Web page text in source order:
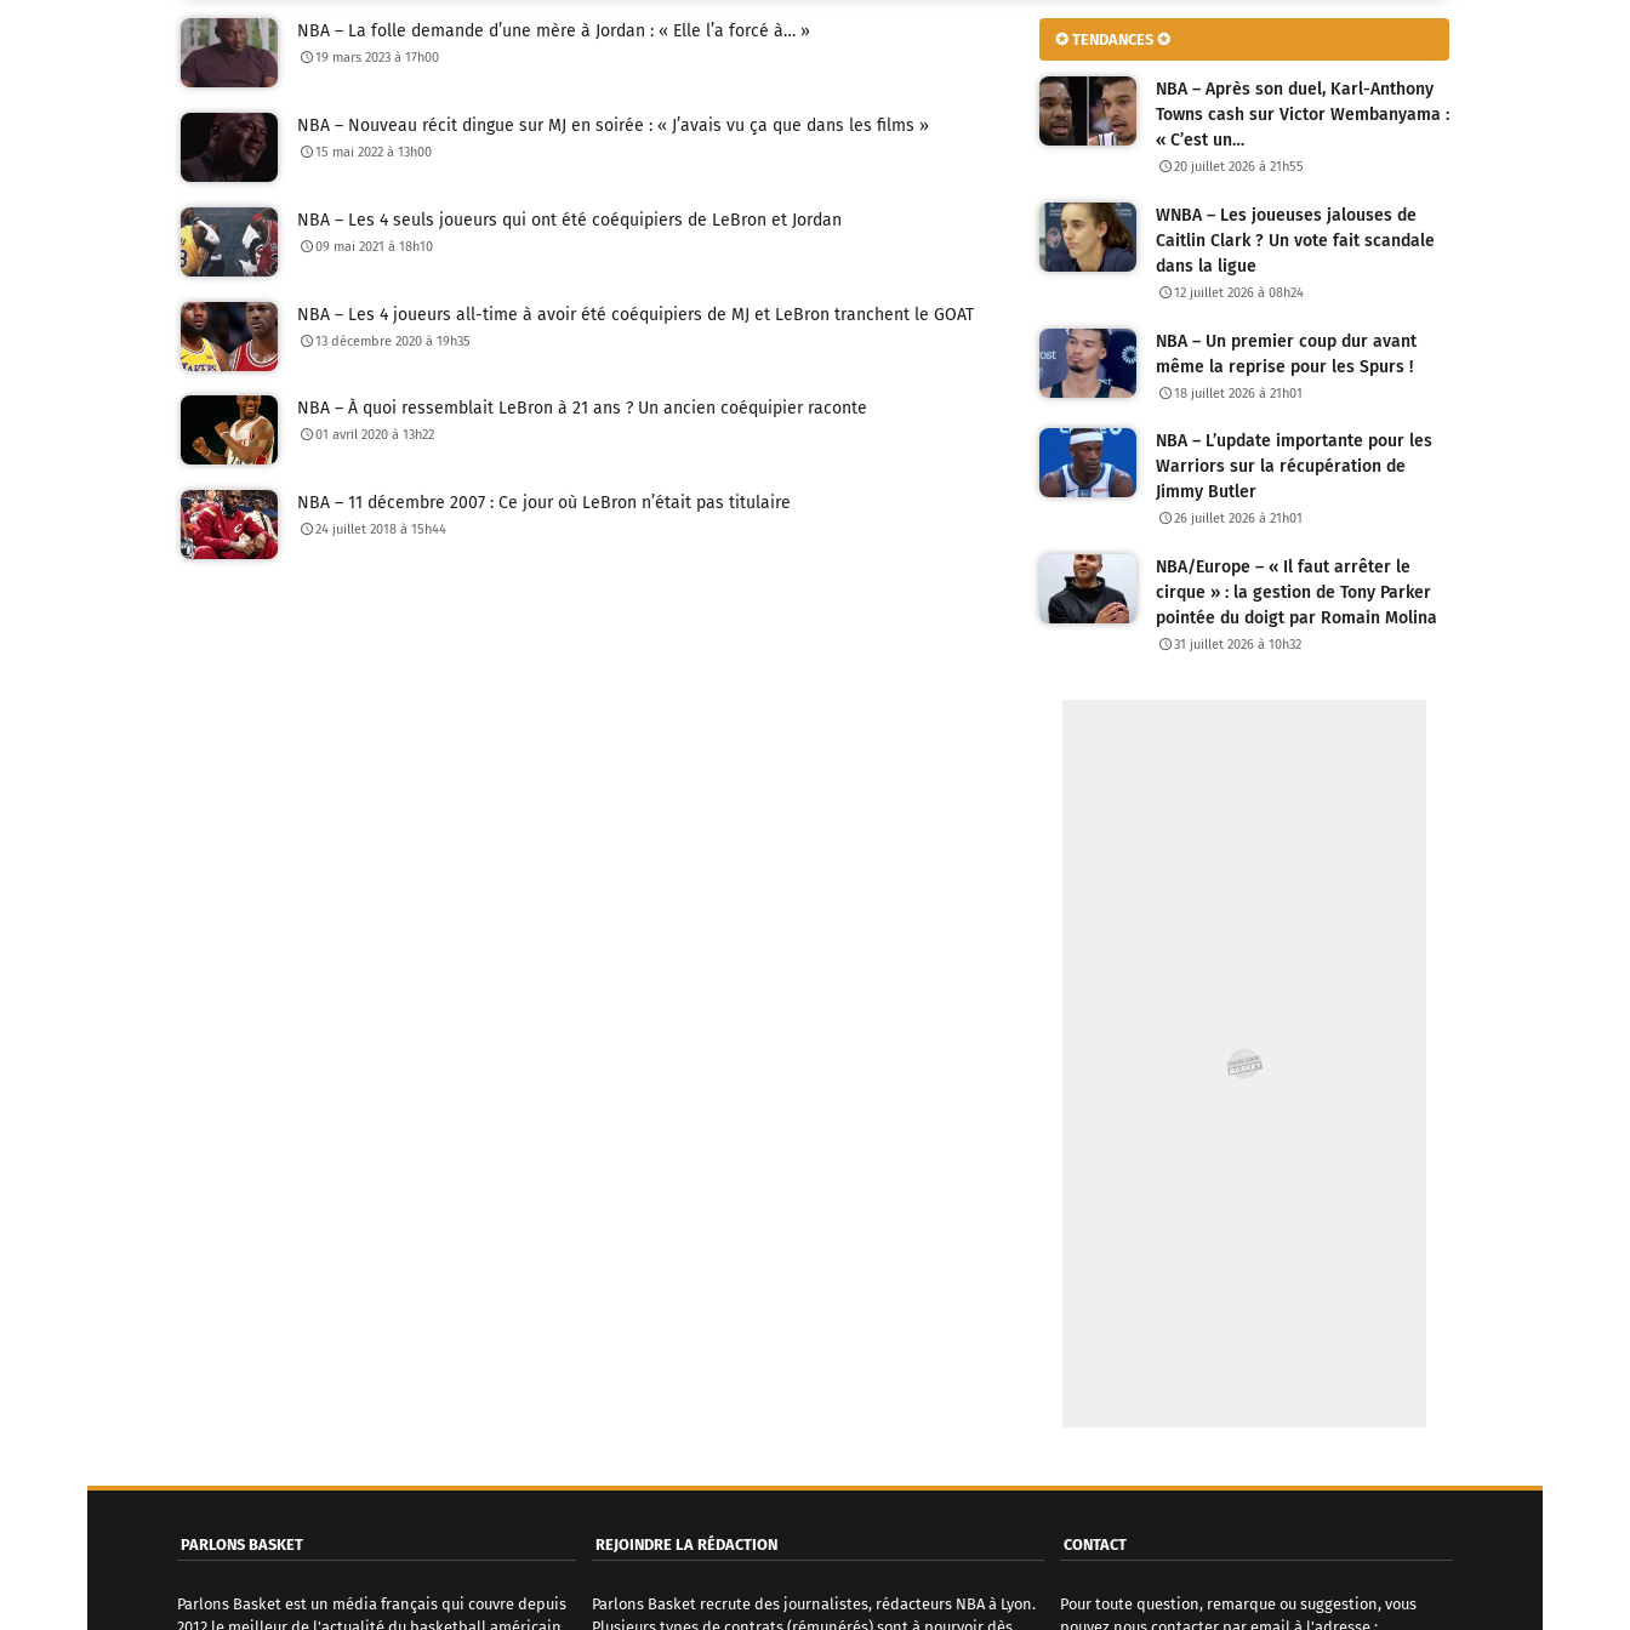
NBA – La folle demande d’une mère à Jordan : « Elle l’a forcé à… »
19 mars 2023 à 17h00
NBA – Nouveau récit dingue sur MJ en soirée : « J’avais vu ça que dans les films »
15 mai 2022 à 13h00
NBA – Les 4 seuls joueurs qui ont été coéquipiers de LeBron et Jordan
09 mai 2021 à 18h10
NBA – Les 4 joueurs all-time à avoir été coéquipiers de MJ et LeBron tranchent le GOAT
13 décembre 2020 à 19h35
NBA – À quoi ressemblait LeBron à 21 ans ? Un ancien coéquipier raconte
01 avril 2020 à 13h22
NBA – 11 décembre 2007 : Ce jour où LeBron n’était pas titulaire
24 juillet 2018 à 15h44
✪ TENDANCES ✪
NBA – Après son duel, Karl-Anthony
Towns cash sur Victor Wembanyama :
« C’est un…
20 juillet 2026 à 21h55
WNBA – Les joueuses jalouses de
Caitlin Clark ? Un vote fait scandale
dans la ligue
12 juillet 2026 à 08h24
NBA – Un premier coup dur avant
même la reprise pour les Spurs !
18 juillet 2026 à 21h01
NBA – L’update importante pour les
Warriors sur la récupération de
Jimmy Butler
26 juillet 2026 à 21h01
NBA/Europe – « Il faut arrêter le
cirque » : la gestion de Tony Parker
pointée du doigt par Romain Molina
31 juillet 2026 à 10h32
PARLONS BASKET
Parlons Basket est un média français qui couvre depuis
REJOINDRE LA RÉDACTION
Parlons Basket recrute des journalistes, rédacteurs NBA à Lyon.
CONTACT
Pour toute question, remarque ou suggestion, vous